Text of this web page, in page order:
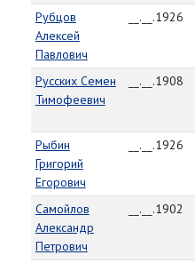
Рубцов
Алексей
Павлович
__.__.1926
Русских Семен
Тимофеевич
__.__.1908
Рыбин
Григорий
Егорович
__.__.1926
Самойлов
Александр
Петрович
__.__.1902